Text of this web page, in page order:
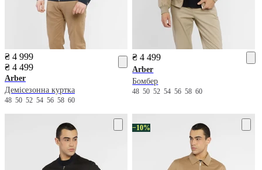
₴ 4 999
₴ 4 499
Arber
Демісезонна куртка
48 50 52 54 56 58 60
₴ 4 499
Arber
Бомбер
48505254565860
−10%